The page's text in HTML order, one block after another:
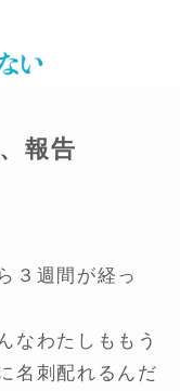
報告
３週間が経っ
なわたしももう
名刺配れるんだ